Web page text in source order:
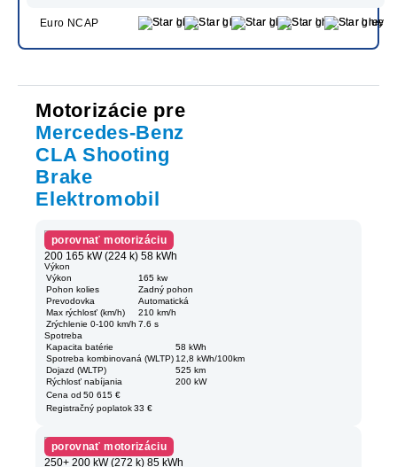
Euro NCAP
Motorizácie pre
Mercedes-Benz
CLA Shooting
Brake
Elektromobil
porovnať motorizáciu
200 165 kW (224 k) 58 kWh
Výkon
Výkon
165 kw
Pohon kolies
Zadný pohon
Prevodovka
Automatická
Max rýchlosť (km/h)
210 km/h
Zrýchlenie 0-100 km/h 7.6 s
Spotreba
Kapacita batérie
58 kWh
Spotreba kombinovaná (WLTP) 12,8 kWh/100km
Dojazd (WLTP)
525 km
Rýchlosť nabíjania
200 kW
Cena od 50 615 €
Registračný poplatok 33 €
porovnať motorizáciu
250+ 200 kW (272 k) 85 kWh